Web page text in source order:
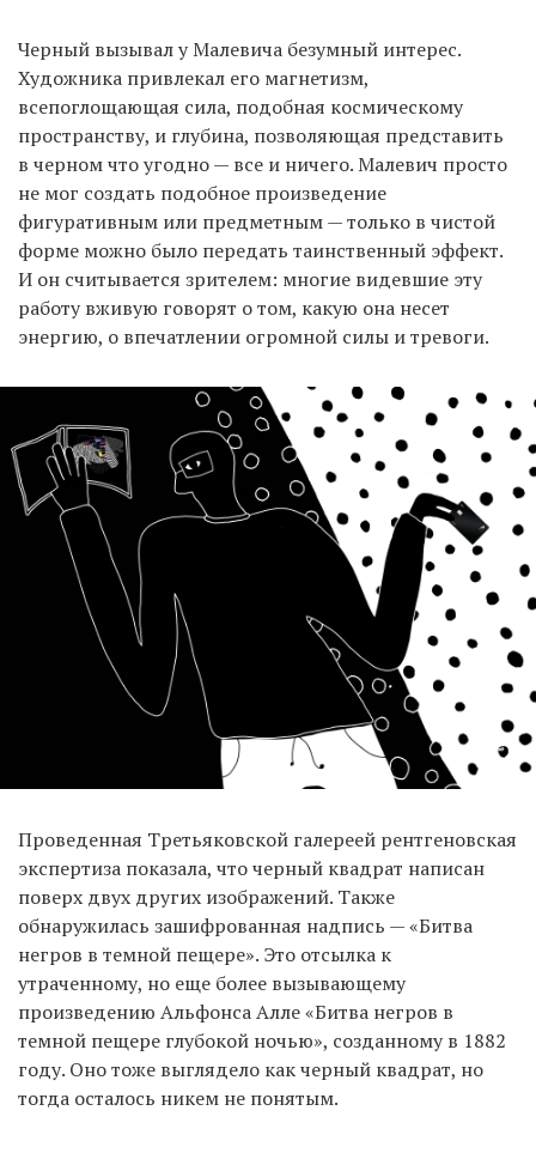
Черный вызывал у Малевича безумный интерес.
Художника привлекал его магнетизм,
всепоглощающая сила, подобная космическому
пространству, и глубина, позволяющая представить
в черном что угодно — все и ничего. Малевич просто
не мог создать подобное произведение
фигуративным или предметным — только в чистой
форме можно было передать таинственный эффект.
И он считывается зрителем: многие видевшие эту
работу вживую говорят о том, какую она несет
энергию, о впечатлении огромной силы и тревоги.
Проведенная Третьяковской галереей рентгеновская
экспертиза показала, что черный квадрат написан
поверх двух других изображений. Также
обнаружилась зашифрованная надпись — «Битва
негров в темной пещере». Это отсылка к
утраченному, но еще более вызывающему
произведению Альфонса Алле «Битва негров в
темной пещере глубокой ночью», созданному в 1882
году. Оно тоже выглядело как черный квадрат, но
тогда осталось никем не понятым.